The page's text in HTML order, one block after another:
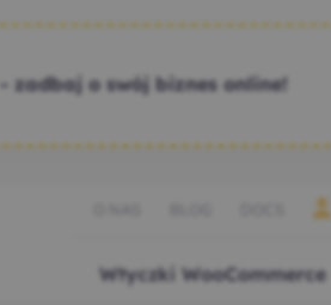
- zadbaj o swój biznes online!
Wtyczki WooCommerce